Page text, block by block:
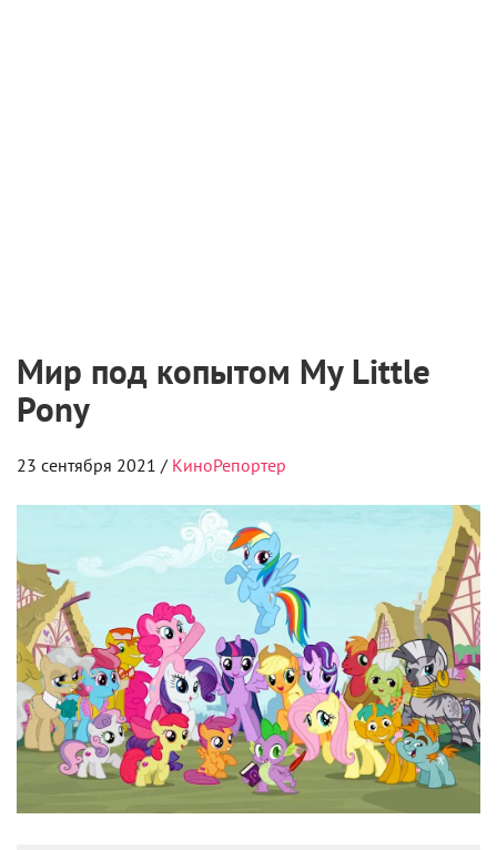
Мир под копытом My Little
Pony
23 сентября 2021 / КиноРепортер